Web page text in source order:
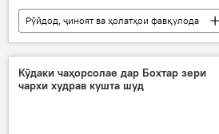
Рӯйдод, ҷиноят ва ҳолатҳои фавқулода
Ҳамаи хабарҳо
Шариф Назарзода
нишасти расонаӣ
пешгирии амалиёти теруристӣ
Кӯдаки чаҳорсолае дар Бохтар зери
чархи худрав кушта шуд